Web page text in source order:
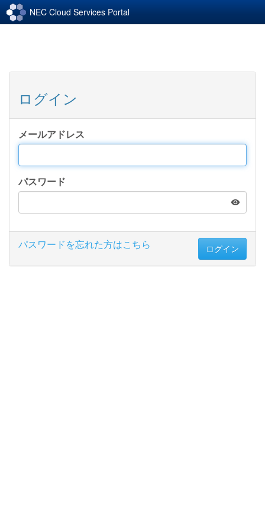
NEC Cloud Services Portal
ログイン
メールアドレス
パスワード
パスワードを忘れた方はこちら ログイン